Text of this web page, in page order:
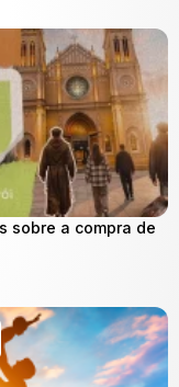
sobre a compra de